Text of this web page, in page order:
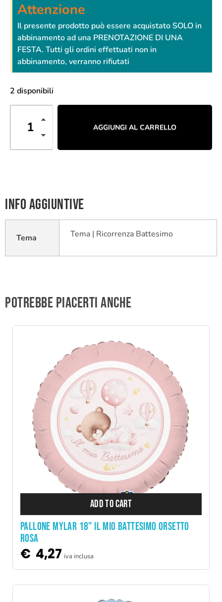
Attenzione
Il presente prodotto può essere acquistato SOLO in
abbinamento ad una PRENOTAZIONE DI UNA
FESTA. Tutti gli ordini effettuati non in
abbinamento, verranno rifiutati
2 disponibili
AGGIUNGI AL CARRELLO
Info aggiuntive
Tema Tema | Ricorrenza Battesimo
Potrebbe piacerti anche
ADD TO CART
PALLONE MYLAR 18" IL MIO BATTESIMO ORSETTO
ROSA
€ 4,27 iva inclusa